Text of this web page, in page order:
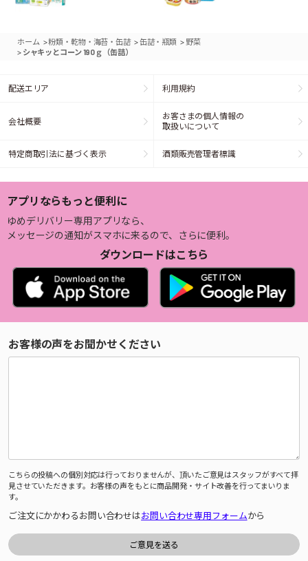
ホーム >粉類・乾物・海苔・缶詰 >缶詰・瓶類 > 野菜
> シャキッとコーン 190ｇ（缶詰）
配送エリア 利用規約
会社概要
お客さまの個人情報の
取扱いについて
特定商取引法に基づく表示 酒類販売管理者標識
アプリならもっと便利に
ゆめデリバリー専用アプリなら、
メッセージの通知がスマホに来るので、さらに便利。
ダウンロードはこちら
お客様の声をお聞かせください
こちらの投稿への個別対応は行っておりませんが、頂いたご意見はスタッフがすべて拝
見させていただきます。お客様の声をもとに商品開発・サイト改善を行ってまいりま
す。
ご注文にかかわるお問い合わせはお問い合わせ専用フォームから